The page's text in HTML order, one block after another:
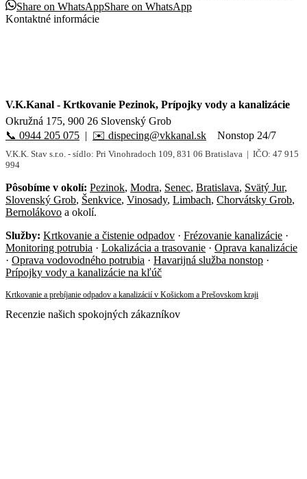
Share on WhatsAppShare on WhatsApp
Kontaktné informácie
V.K.Kanal - Krtkovanie Pezinok, Prípojky vody a kanalizácie
Okružná 175, 900 26 Slovenský Grob
📞 0944 205 075 | ✉️ dispecing@vkkanal.sk Nonstop 24/7
V.K.K. Stav s.r.o. - sídlo: Pri Vinohradoch 109, 831 06 Bratislava | IČO: 47 915
994
Pôsobíme v okolí: Pezinok, Modra, Senec, Bratislava, Svätý Jur,
Slovenský Grob, Šenkvice, Vinosady, Limbach, Chorvátsky Grob,
Bernolákovo a okolí.
Služby: Krtkovanie a čistenie odpadov · Frézovanie kanalizácie ·
Monitoring potrubia · Lokalizácia a trasovanie · Oprava kanalizácie
· Oprava vodovodného potrubia · Havarijná služba nonstop ·
Prípojky vody a kanalizácie na kľúč
Krtkovanie a prebíjanie odpadov a kanalizácií v Košickom a Prešovskom kraji
Recenzie našich spokojných zákazníkov